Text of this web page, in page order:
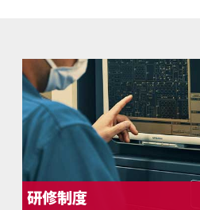
研修制度